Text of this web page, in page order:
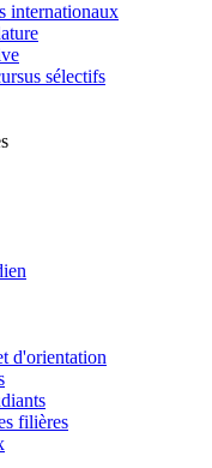
internationaux
sélectifs
d'orientation
filières